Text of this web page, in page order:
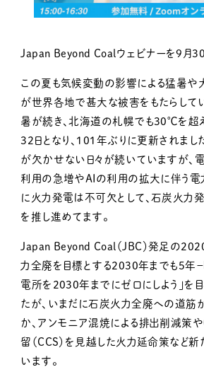
Japan Beyond Coalウェビナーを9月30
この夏も気候変動の影響による猛暑や
が世界各地で甚大な被害をもたらして
暑が続き、北海道の札幌でも30℃を超
32日となり、101年ぶりに更新されまし
が欠かせない日々が続いていますが、
利用の急増やAIの利用の拡大に伴う電
に火力発電は不可欠として、石炭火力
を推し進めてます。
Japan Beyond Coal（JBC）発足の
力全廃を目標とする2030年までも５年
電所を2030年までにゼロにしよう」を
たが、いまだに石炭火力全廃への道筋
か、アンモニア混焼による排出削減策や
留（CCS）を見越した火力延命策など新
います。